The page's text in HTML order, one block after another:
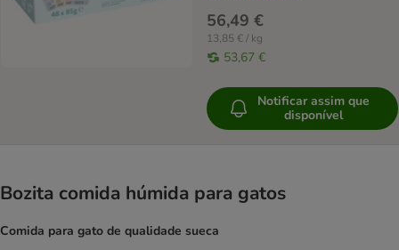
56,49 €
13,85 € / kg
53,67 €
Notificar assim que
disponível
Bozita comida húmida para gatos
Comida para gato de qualidade sueca